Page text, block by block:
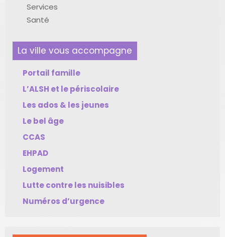
Services
Santé
La ville vous accompagne
Portail famille
L’ALSH et le périscolaire
Les ados & les jeunes
Le bel âge
CCAS
EHPAD
Logement
Lutte contre les nuisibles
Numéros d’urgence